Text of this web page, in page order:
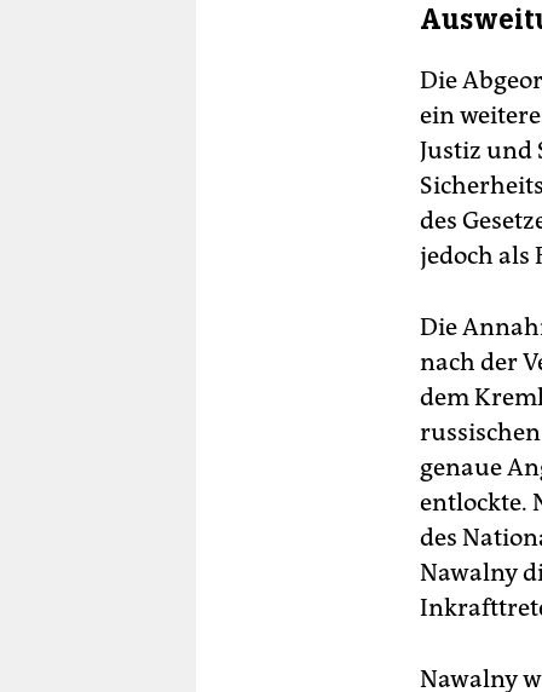
Die
ein
Justiz
des
jedoch als
Die
nach der
dem
genaue
entlockte.
des
Nawalny
Nawalny